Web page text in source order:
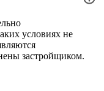
условиях не
застройщиком.